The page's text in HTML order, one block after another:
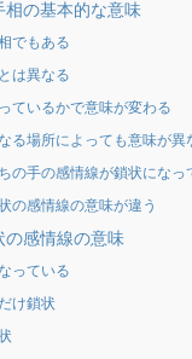
相の基本的な意味
でもある
は異なる
ているかで意味が変わる
る場所によっても意味が異
の手の感情線が鎖状になっ
の感情線の意味が違う
の感情線の意味
っている
け鎖状